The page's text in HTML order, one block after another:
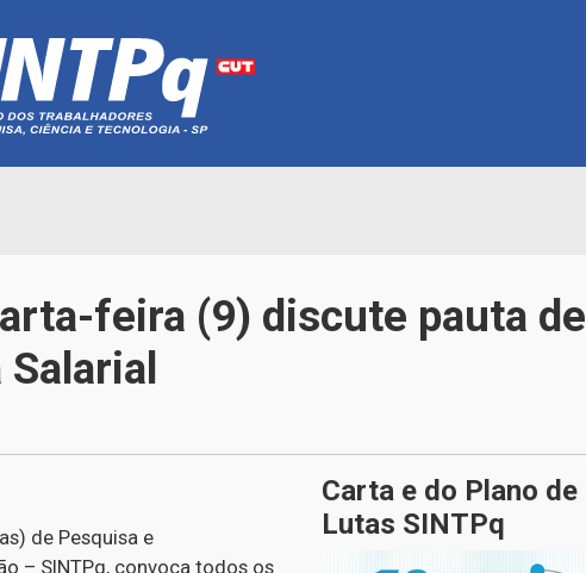
feira (9) discute pauta de
de Pesquisa e
– SINTPq, convoca todos os
Carta e do Plano de
Lutas SINTPq